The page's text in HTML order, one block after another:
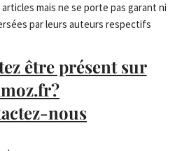
mais ne se porte pas garant ni
par leurs auteurs respectifs
être présent sur
nous